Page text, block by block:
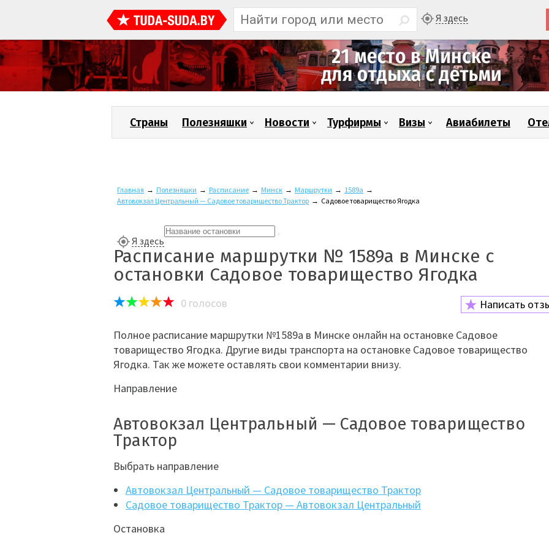
Я здесь
Страны Полезняшки Новости Турфирмы Визы Авиабилеты
Главная → Полезняшки → Расписание → Минск → Маршрутки → 1589а →
Автовокзал Центральный — Садовое товарищество Трактор → Садовое товарищество Ягодка
Я здесь
Расписание маршрутки № 1589а в Минске с
остановки Садовое товарищество Ягодка
0 голосов Написать
Полное расписание маршрутки №1589а в Минске онлайн на остановке Садовое
товарищество Ягодка. Другие виды транспорта на остановке Садовое товарищество
Ягодка. Так же можете оставлять свои комментарии внизу.
Направление
Автовокзал Центральный — Садовое товарищество
Трактор
Выбрать направление
Автовокзал Центральный — Садовое товарищество Трактор
Садовое товарищество Трактор — Автовокзал Центральный
Остановка